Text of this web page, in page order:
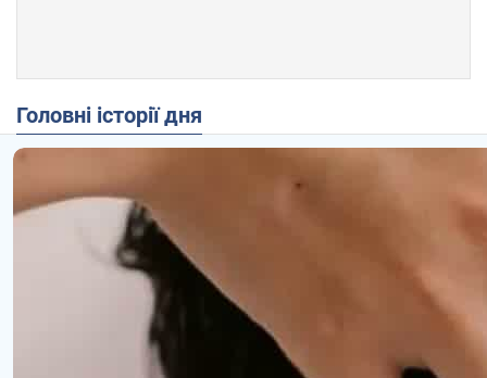
Головні історії дня